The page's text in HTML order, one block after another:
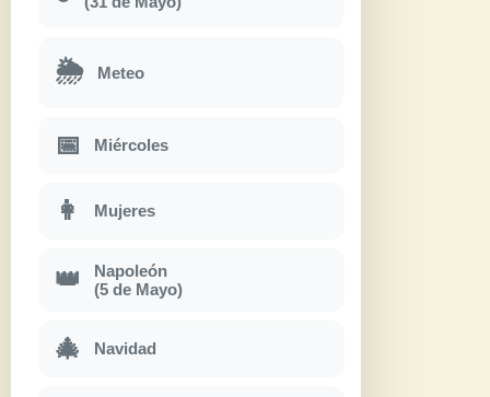
🌦 Meteo
📅 Miércoles
👩 Mujeres
👑
Napoleón
(5 de Mayo)
🎄 Navidad